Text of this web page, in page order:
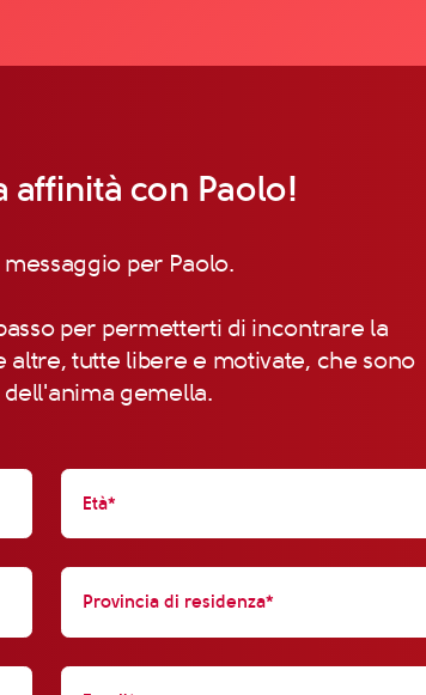
affinità con Paolo!
per Paolo.
per permetterti di incontrare la
altre, tutte libere e motivate, che sono
gemella.